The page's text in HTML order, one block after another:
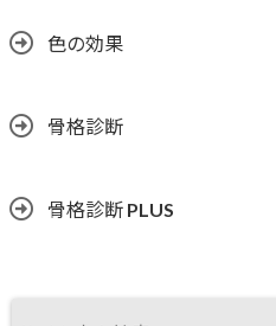
色の効果
骨格診断
骨格診断 PLUS